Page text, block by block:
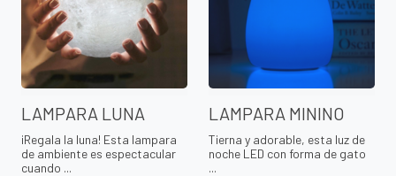
LAMPARA LUNA
¡Regala la luna! Esta lampara
de ambiente es espectacular
cuando ...
LAMPARA MININO
Tierna y adorable, esta luz de
noche LED con forma de gato
...